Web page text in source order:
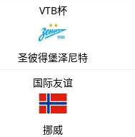
VTB杯
圣彼得堡泽尼特
国际友谊
挪威